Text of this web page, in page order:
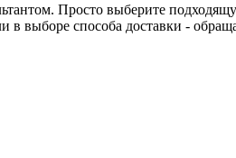
Просто выберите
в выборе способа доставки -